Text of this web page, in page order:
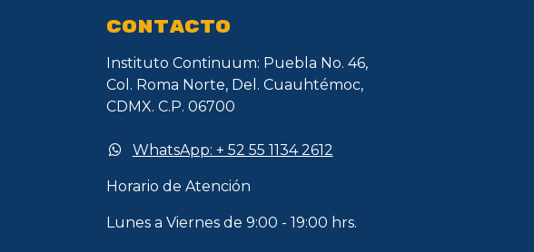
CONTACTO
Instituto Continuum: Puebla No. 46,
Col. Roma Norte, Del. Cuauhtémoc,
CDMX. C.P. 06700
​​WhatsApp: + 52 55 1134 2612
Horario de Atención​
Lunes a Viernes de 9:00 - 19:00 hrs.